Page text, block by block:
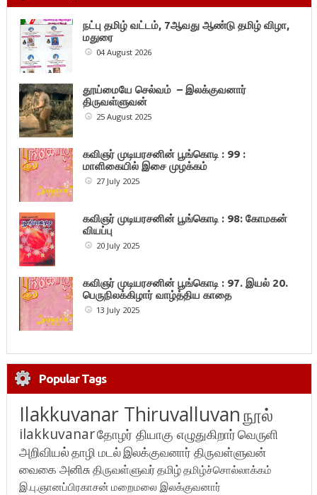
நட்பு தமிழ் வட்டம், 7ஆவது ஆண்டு தமிழ் விழா,
மதுரை
04 August 2026
தூய்மையே செல்வம் – இலக்குவனார்
திருவள்ளுவன்
25 August 2025
கவிஞர் முடியரசனின் பூங்கொடி : 99 :
மாளிகையில் இசை முழக்கம்
27 July 2025
கவிஞர் முடியரசனின் பூங்கொடி : 98: கோமகன்
வியப்பு
20 July 2025
கவிஞர் முடியரசனின் பூங்கொடி : 97. இயல் 20.
பெருநிலக்கிழார் வாழ்த்திய காதை
13 July 2025
Popular Tags
Ilakkuvanar Thiruvalluvanநூல்
ilakkuvanarதோழர் தியாகு எழுதுகிறார்வெருளி
அறிவியல்தாழி மடல்இலக்குவனார் திருவள்ளுவன்
வைகை அனிசுதிருவள்ளுவர்தமிழ்தமிழ்ச்சொல்லாக்கம்
இ.பு.ஞானப்பிரகாசன் மறைமலை இலக்குவனார்